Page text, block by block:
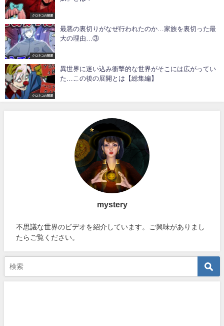
クロネコの部屋
クロネコの部屋
最悪の裏切りがなぜ行われたのか…家族を裏切った最
大の理由…③
クロネコの部屋
異世界に迷い込み衝撃的な世界がそこには広がってい
た…この後の展開とは【総集編】
mystery
不思議な世界のビデオを紹介しています。ご興味がありまし
たらご覧ください。